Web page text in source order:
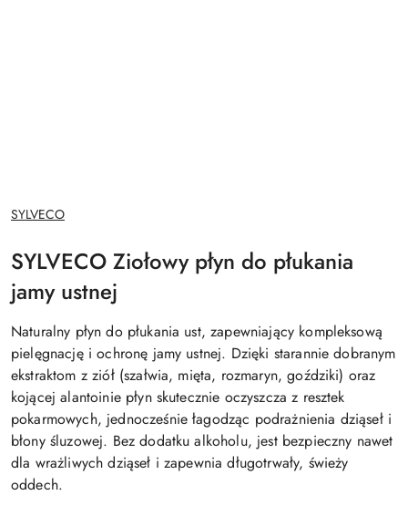
NAZWA
PRODUCENTA:
SYLVECO
SYLVECO Ziołowy płyn do płukania
jamy ustnej
Naturalny płyn do płukania ust, zapewniający kompleksową
pielęgnację i ochronę jamy ustnej. Dzięki starannie dobranym
ekstraktom z ziół (szałwia, mięta, rozmaryn, goździki) oraz
kojącej alantoinie płyn skutecznie oczyszcza z resztek
pokarmowych, jednocześnie łagodząc podrażnienia dziąseł i
błony śluzowej. Bez dodatku alkoholu, jest bezpieczny nawet
dla wrażliwych dziąseł i zapewnia długotrwały, świeży
oddech.